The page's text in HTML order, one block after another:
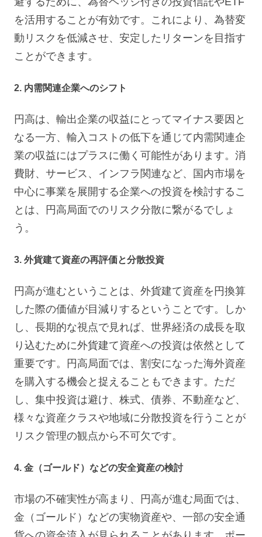
を活用することが有効です。これにより、為替変
動リスクを低減させ、安定したリターンを目指す
ことができます。
2. 内需関連企業へのシフト
円高は、輸出企業の収益にとってマイナス要因と
なる一方、輸入コストの低下を通じて内需関連企
業の収益にはプラスに働く可能性があります。消
費財、サービス、インフラ関連など、国内市場を
中心に事業を展開する企業への投資を検討するこ
とは、円高局面でのリスク分散に繋がるでしょ
う。
3. 外貨建て資産の再評価と分散投資
円高が進むということは、外貨建て資産を円換算
した際の価値が目減りするということです。しか
し、長期的な視点で見れば、世界経済の成長を取
り込むために外貨建て資産への投資は依然として
重要です。円高局面では、割安になった海外資産
を購入する機会と捉えることもできます。ただ
し、集中投資は避け、株式、債券、不動産など、
様々な資産クラスや地域に分散投資を行うことが
リスク管理の観点から不可欠です。
4. 金（ゴールド）などの安全資産の検討
市場の不確実性が高まり、円高が進む局面では、
金（ゴールド）などの実物資産や、一部の安全通